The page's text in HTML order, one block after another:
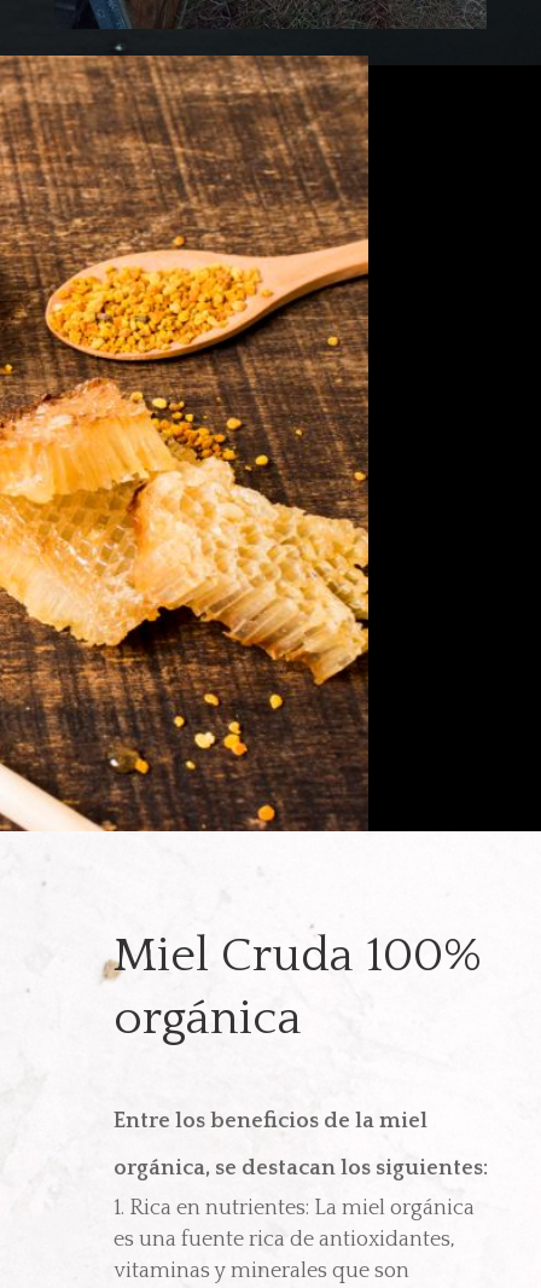
Miel Cruda 100%
orgánica
Entre los beneficios de la miel
orgánica, se destacan los siguientes:
Rica en nutrientes: La miel orgánica
es una fuente rica de antioxidantes,
vitaminas y minerales que son